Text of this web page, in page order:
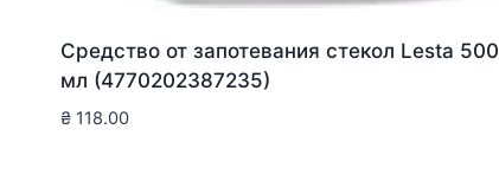
Средство от запотевания стекол Lesta 500
мл (4770202387235)
₴ 118.00